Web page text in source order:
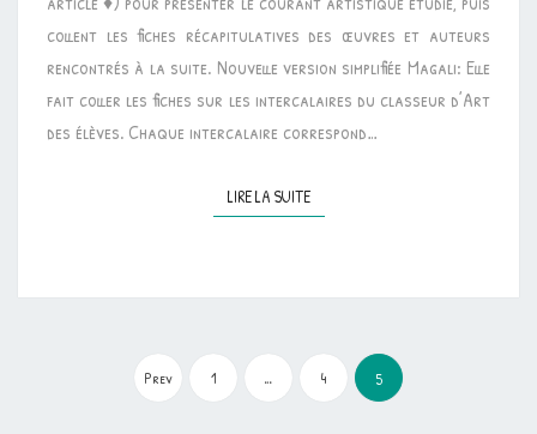
collent les fiches récapitulatives des œuvres et auteurs
rencontrés à la suite. Nouvelle version simplifiée Magali: Elle
fait coller les fiches sur les intercalaires du classeur d’Art
des élèves. Chaque intercalaire correspond…
LIRE LA SUITELIRE LA SUITE
des
publications
Prev 1 … 4 5